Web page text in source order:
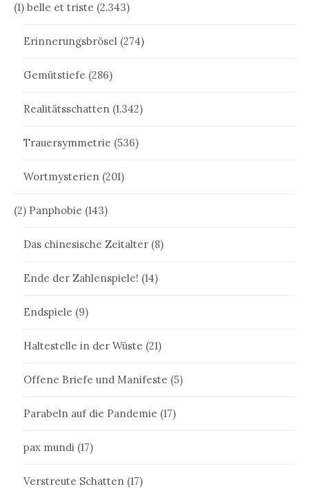
(1) belle et triste (2.343)
Erinnerungsbrösel (274)
Gemütstiefe (286)
Realitätsschatten (1.342)
Trauersymmetrie (536)
Wortmysterien (201)
(2) Panphobie (143)
Das chinesische Zeitalter (8)
Ende der Zahlenspiele! (14)
Endspiele (9)
Haltestelle in der Wüste (21)
Offene Briefe und Manifeste (5)
Parabeln auf die Pandemie (17)
pax mundi (17)
Verstreute Schatten (17)